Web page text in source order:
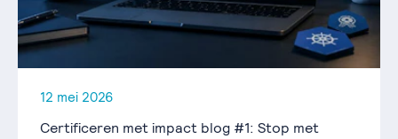
12 mei 2026
Certificeren met impact blog #1: Stop met